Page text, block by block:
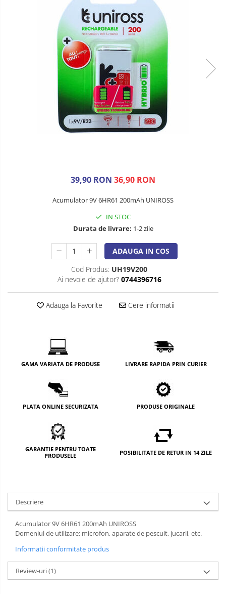
39,90 RON36,90 RON
Acumulator 9V 6HR61 200mAh UNIROSS
IN STOC
Durata de livrare: 1-2 zile
ADAUGA IN COS
Cod Produs: UH19V200
Ai nevoie de ajutor? 0744396716
Adauga la Favorite Cere informatii
GAMA VARIATA DE PRODUSE LIVRARE RAPIDA PRIN CURIER
PLATA ONLINE SECURIZATA PRODUSE ORIGINALE
GARANTIE PENTRU TOATE
PRODUSELE
POSIBILITATE DE RETUR IN 14 ZILE
Descriere
Acumulator 9V 6HR61 200mAh UNIROSS
Domeniul de utilizare: microfon, aparate de pescuit, jucarii, etc.
Informatii conformitate produs
Review-uri(1)